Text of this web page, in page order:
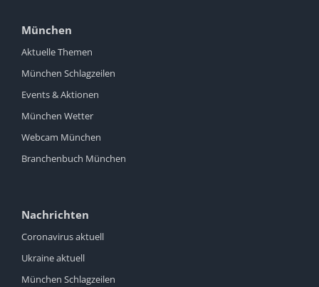
München
Aktuelle Themen
München Schlagzeilen
Events & Aktionen
München Wetter
Webcam München
Branchenbuch München
Nachrichten
Coronavirus aktuell
Ukraine aktuell
München Schlagzeilen